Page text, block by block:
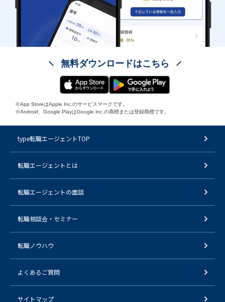
無料ダウンロードはこちら
※App StoreはApple Inc.のサービスマークです。
※Android、Google PlayはGoogle Inc.の商標または登録商標です。
type転職エージェントTOP
転職エージェントとは
転職エージェントの面談
転職相談会・セミナー
転職ノウハウ
よくあるご質問
サイトマップ